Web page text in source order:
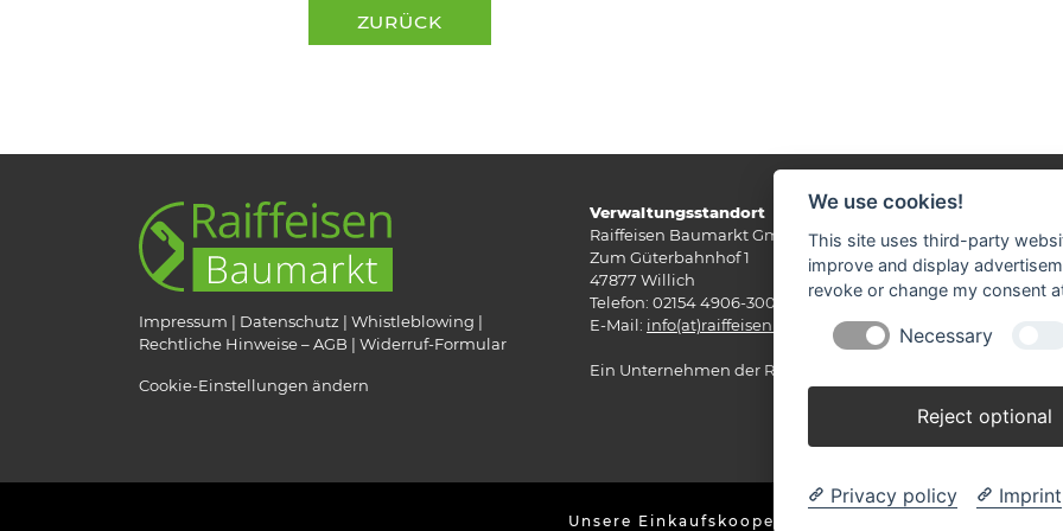
ZURÜCK
Impressum Datenschutz
Whistleblowing
Rechtliche Hinweise – AGB
Widerruf-Formular
Cookie-Einstellungen ändern
Verwaltungsstandort
Raiffeisen Baumarkt GmbH
Zum Güterbahnhof 1
47877 Willich
Telefon: 02154 4906-300
E-Mail: info(at)raiffeisenbaumarkt.de
Ein Unternehmen der RWG Rheinland eG
Unsere Einkaufskooperation
We use cookies!
This site uses third-party
improve and display
revoke or change my consent
Necessary
Reject optional
Privacy policy Imprint